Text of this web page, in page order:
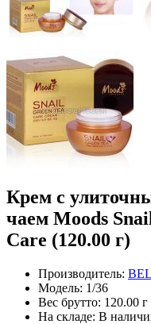
Крем с
чаем Moods
Care (120.00 г)
Производитель:
Модель: 1/36
Вес брутто: 120.00 г
На складе: В